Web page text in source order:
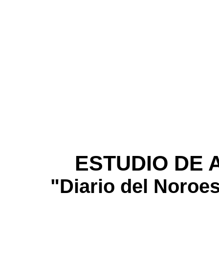
ESTUDIO DE
"Diario del